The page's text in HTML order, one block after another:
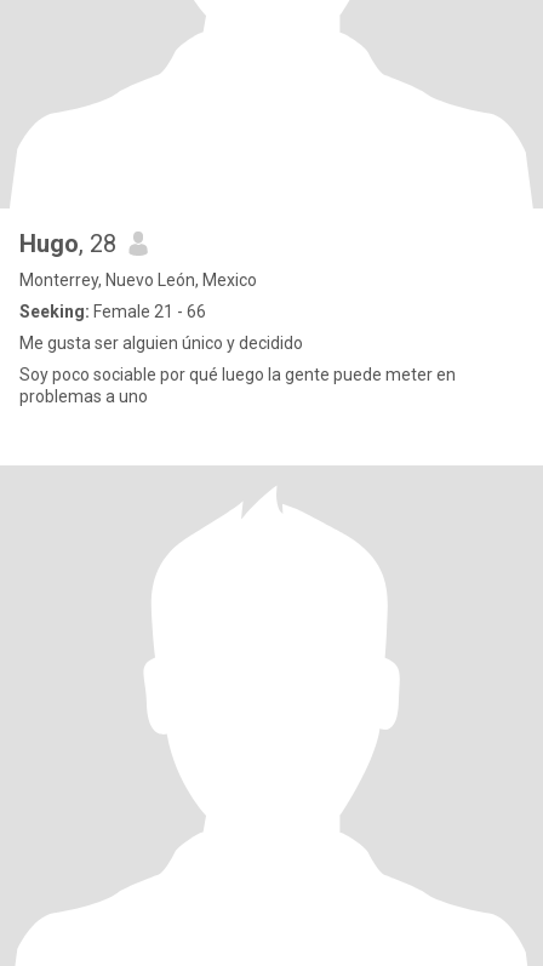
Hugo, 28
Monterrey, Nuevo León, Mexico
Seeking: Female 21 - 66
Me gusta ser alguien único y decidido
Soy poco sociable por qué luego la gente puede meter en
problemas a uno